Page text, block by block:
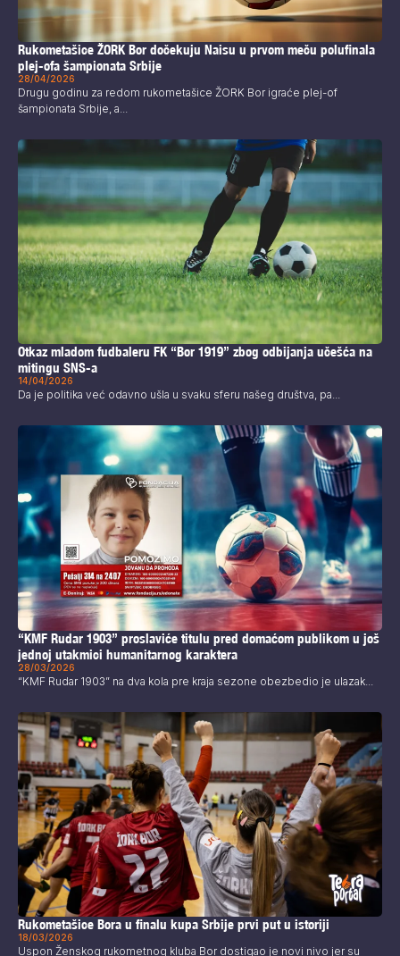
Rukometašice ŽORK Bor dočekuju Naisu u prvom meču polufinala
plej-ofa šampionata Srbije
28/04/2026
Drugu godinu za redom rukometašice ŽORK Bor igraće plej-of
šampionata Srbije, a...
Otkaz mladom fudbaleru FK “Bor 1919” zbog odbijanja učešća na
mitingu SNS-a
14/04/2026
Da je politika već odavno ušla u svaku sferu našeg društva, pa...
“KMF Rudar 1903” proslaviće titulu pred domaćom publikom u još
jednoj utakmici humanitarnog karaktera
28/03/2026
“KMF Rudar 1903” na dva kola pre kraja sezone obezbedio je ulazak...
Rukometašice Bora u finalu kupa Srbije prvi put u istoriji
18/03/2026
Uspon Ženskog rukometnog kluba Bor dostigao je novi nivo jer su